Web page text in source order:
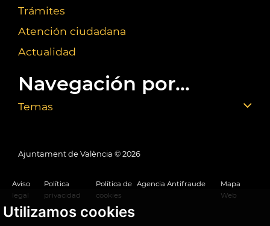
Utilizamos cookies
Trámites
Atención ciudadana
Actualidad
Navegación por...
Temas
Ajuntament de València © 2026
Aviso
legal
Política
privacidad
Política de
cookies
Agencia Antifraude
Mapa
Web